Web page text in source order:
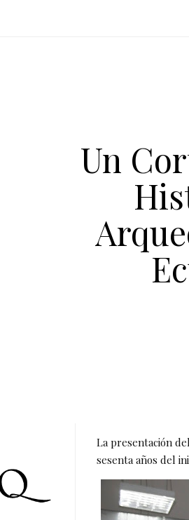
Un
La presentación
sesenta años del